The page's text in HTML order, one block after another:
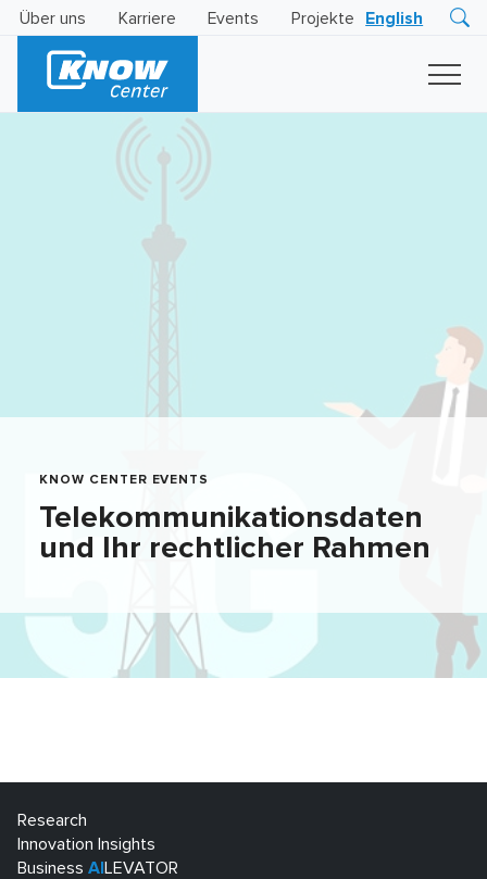
Über uns Karriere Events Projekte English
KNOW CENTER EVENTS
Telekommunikationsdaten
und Ihr rechtlicher Rahmen
Research
Innovation Insights
Business AI LEVATOR